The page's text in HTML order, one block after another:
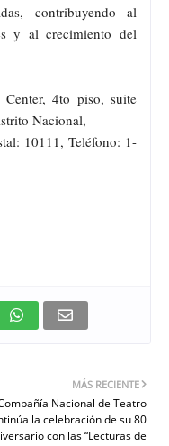
contribuyendo al
y al crecimiento del
Center, 4to piso, suite
Nacional,
10111, Teléfono: 1-
MÁS RECIENTE
Nacional de Teatro
la celebración de su 80
con las “Lecturas de